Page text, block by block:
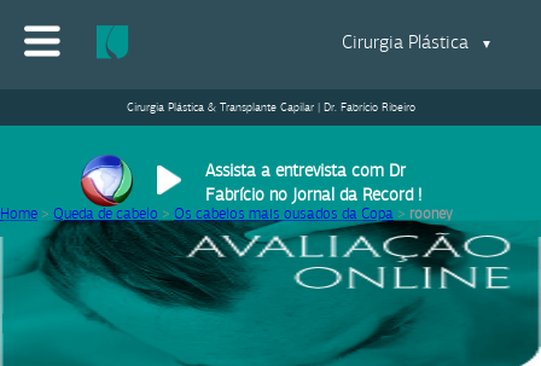
Cirurgia Plástica ▼
Cirurgia Plástica & Transplante Capilar | Dr. Fabrício Ribeiro
Assista a entrevista com Dr
Fabrício no Jornal da Record !
Home > Queda de cabelo > Os cabelos mais ousados da Copa > rooney
rooney